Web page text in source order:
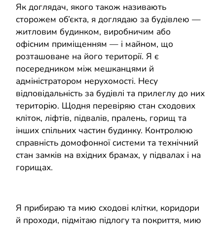
Як доглядач, якого також називають
сторожем об’єкта, я доглядаю за будівлею —
житловим будинком, виробничим або
офісним приміщенням — і майном, що
розташоване на його території. Я є
посередником між мешканцями й
адміністратором нерухомості. Несу
відповідальність за будівлі та прилеглу до них
територію. Щодня перевіряю стан сходових
кліток, ліфтів, підвалів, пралень, горищ та
інших спільних частин будинку. Контролюю
справність домофонної системи та технічний
стан замків на вхідних брамах, у підвалах і на
горищах.
Я прибираю та мию сходові клітки, коридори
й проходи, підмітаю підлогу та покриття, мию